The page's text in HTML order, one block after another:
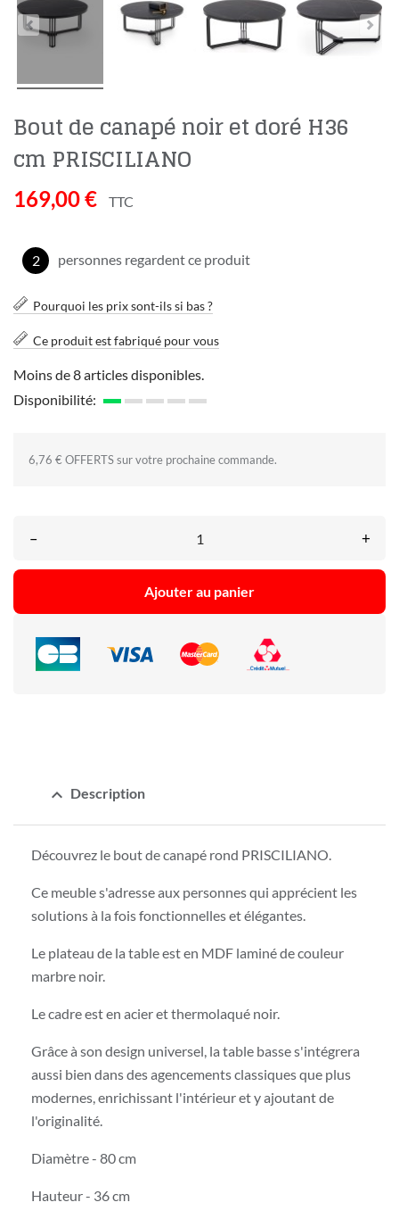
Bout de canapé noir et doré H36
cm PRISCILIANO
169,00 € TTC
2 personnes regardent ce produit
Pourquoi les prix sont-ils si bas ?
Ce produit est fabriqué pour vous
Moins de 8 articles disponibles.
Disponibilité:
6,76 € OFFERTS sur votre prochaine commande.
– +
Ajouter au panier
expand_less Description
Découvrez le bout de canapé rond PRISCILIANO.
Ce meuble s'adresse aux personnes qui apprécient les
solutions à la fois fonctionnelles et élégantes.
Le plateau de la table est en MDF laminé de couleur
marbre noir.
Le cadre est en acier et thermolaqué noir.
Grâce à son design universel, la table basse s'intégrera
aussi bien dans des agencements classiques que plus
modernes, enrichissant l'intérieur et y ajoutant de
l'originalité.
Diamètre - 80 cm
Hauteur - 36 cm